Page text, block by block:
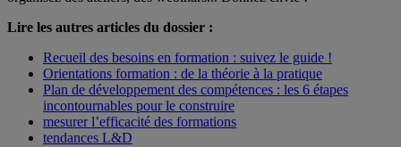
Lire les autres articles du dossier :
Recueil des besoins en formation : suivez le guide !
Orientations formation : de la théorie à la pratique
Plan de développement des compétences : les 6 étapes
incontournables pour le construire
mesurer l’efficacité des formations
tendances L&D